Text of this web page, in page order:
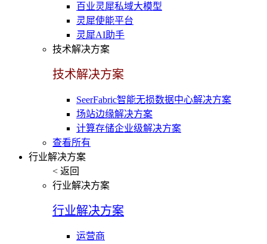
百业灵犀私域大模型
灵犀使能平台
灵犀AI助手
技术解决方案
技术解决方案
SeerFabric智能无损数据中心解决方案
场站边缘解决方案
计算存储企业级解决方案
查看所有
行业解决方案
< 返回
行业解决方案
行业解决方案
运营商